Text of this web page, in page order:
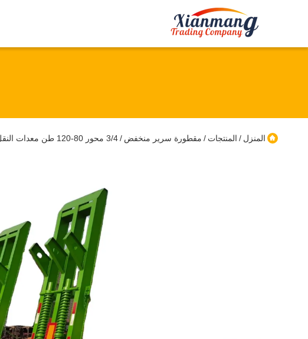
المنزل / المنتجات / مقطورة سرير منخفض /3/4 محور 80-120 طن معدات النقل شاحنة شاحنة شاحنة شاحنة شاحنة شاحنة شاحنة شاحنة لمالي